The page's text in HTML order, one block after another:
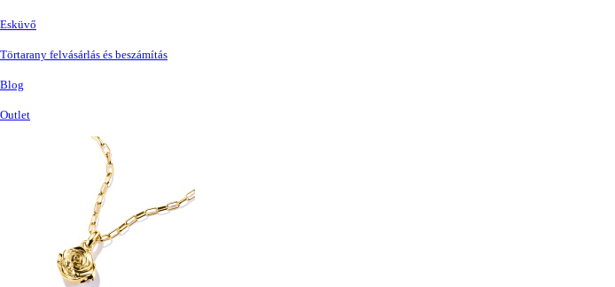
Esküvő
Törtarany felvásárlás és beszámítás
Blog
Outlet